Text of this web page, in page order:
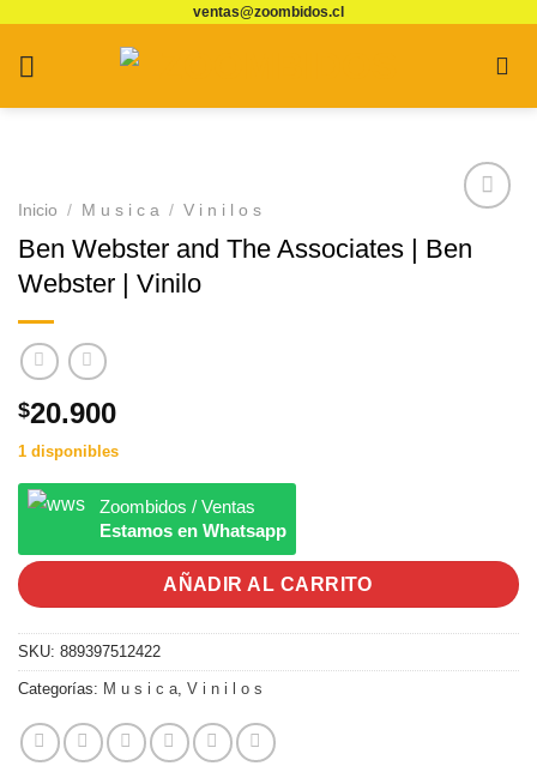
contenido
ventas@zoombidos.cl
a
Inicio / M u s i c a / V i n i l o s
Ben Webster and The Associates | Ben
Webster | Vinilo
$20.900
1 disponibles
Zoombidos / Ventas
Estamos en Whatsapp
AÑADIR AL CARRITO
SKU: 889397512422
Categorías: M u s i c a, V i n i l o s